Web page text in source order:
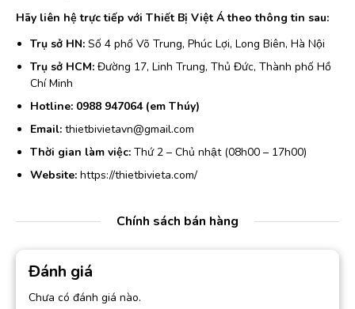
Hãy liên hệ trực tiếp với Thiết Bị Việt Á theo thông tin sau:
Trụ sở HN: Số 4 phố Võ Trung, Phúc Lợi, Long Biên, Hà Nội
Trụ sở HCM: Đường 17, Linh Trung, Thủ Đức, Thành phố Hồ
Chí Minh
Hotline: 0988 947064 (em Thúy)
Email: thietbivietavn@gmail.com
Thời gian làm việc: Thứ 2 – Chủ nhật (08h00 – 17h00)
Website: https://thietbivieta.com/
Chính sách bán hàng
Đánh giá
Chưa có đánh giá nào.